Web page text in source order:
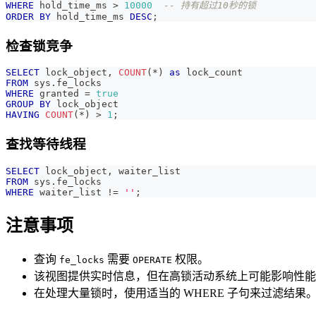
WHERE hold_time_ms > 10000
-- 持有超过10秒的锁
ORDER BY hold_time_ms DESC ;
检查锁竞争
SELECT lock_object , COUNT( * ) as lock_count
FROM sys . fe_locks
WHERE granted = true
GROUP BY lock_object
HAVING
COUNT( * ) > 1 ;
查找等待线程
SELECT lock_object ,
waiter_list
FROM sys . fe_locks
WHERE waiter_list != '' ;
注意事项
查询 fe_locks 需要 OPERATE 权限。
该视图提供实时信息，但在高锁活动系统上可能影响性
在处理大量锁时，使用适当的 WHERE 子句来过滤结果